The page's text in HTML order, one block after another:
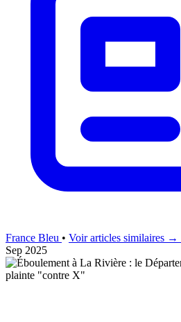
France Bleu • Voir articles similaires →
Sep 2025